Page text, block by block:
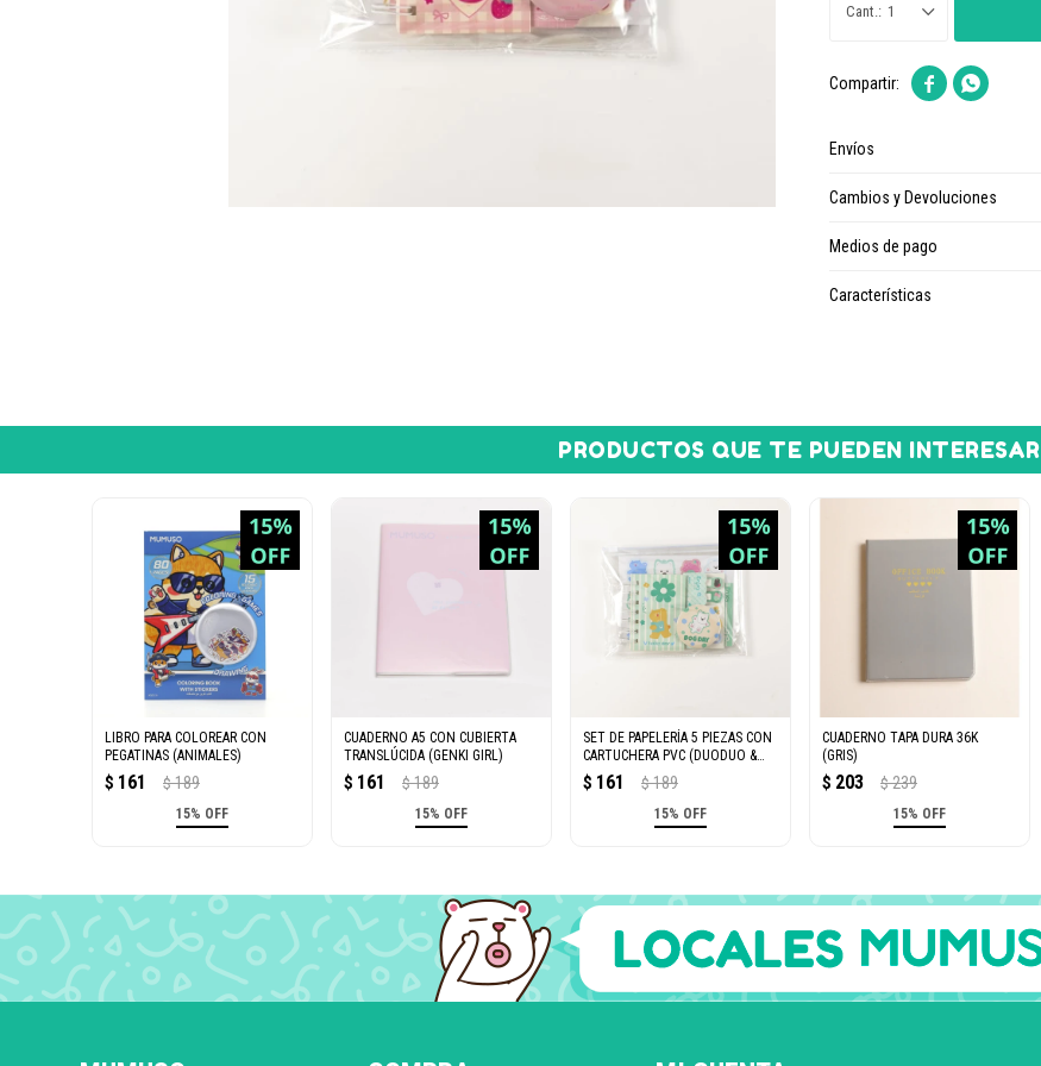
1
 
Envíos
Cambios y Devoluciones
Medios de pago
Características
PRODUCTOS QUE TE PUEDEN INTERESAR
LIBRO PARA COLOREAR CON
PEGATINAS (ANIMALES)
$ 161 $ 189
15% OFF
CUADERNO A5 CON CUBIERTA
TRANSLÚCIDA (GENKI GIRL)
$ 161 $ 189
15% OFF
SET DE PAPELERÍA 5 PIEZAS CON
CARTUCHERA PVC (DUODUO &
MIMI / VERDE)
$ 161 $ 189
15% OFF
CUADERNO TAPA DURA 36K
(GRIS)
$ 203 $ 239
15% OFF